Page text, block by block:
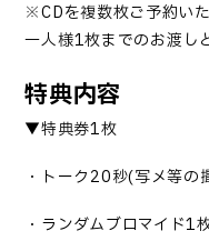
※CDを複数枚ご予約い
一人様1枚までのお渡し
特典内容
▼特典券1枚
・トーク20秒(写メ等の
・ランダムブロマイド1